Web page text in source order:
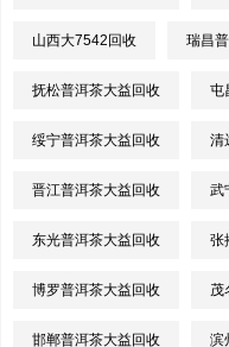
山西大7542回收 瑞昌
抚松普洱茶大益回收 屯
绥宁普洱茶大益回收 清
晋江普洱茶大益回收 武
东光普洱茶大益回收 张
博罗普洱茶大益回收 茂
邯郸普洱茶大益回收 滨